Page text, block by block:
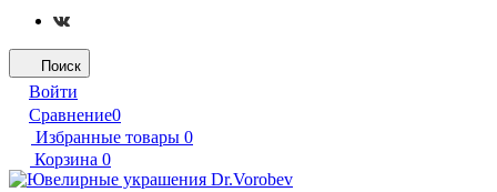
Поиск
Войти
Сравнение0
Избранные товары 0
Корзина 0